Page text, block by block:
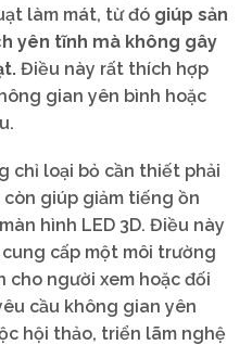
làm mát, từ đó giúp sản
yên tĩnh mà không gây
Điều này rất thích hợp
gian yên bình hoặc
chỉ loại bỏ cần thiết phải
giúp giảm tiếng ồn
hình LED 3D. Điều này
cấp một môi trường
người xem hoặc đối
cầu không gian yên
hội thảo, triển lãm nghệ